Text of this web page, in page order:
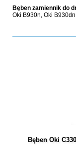
Bęben zamiennik do
Oki B930n, Oki
Bęben Oki